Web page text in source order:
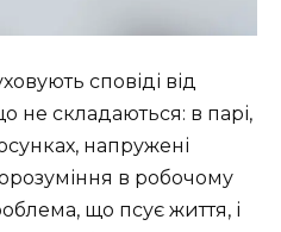
сповіді від
не складаються: в парі,
напружені
в робочому
що псує життя, і